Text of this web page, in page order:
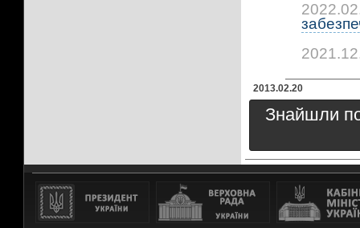
2013.02.20
Знайшли